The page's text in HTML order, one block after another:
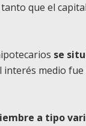
que el
se
interés medio fue
a tipo